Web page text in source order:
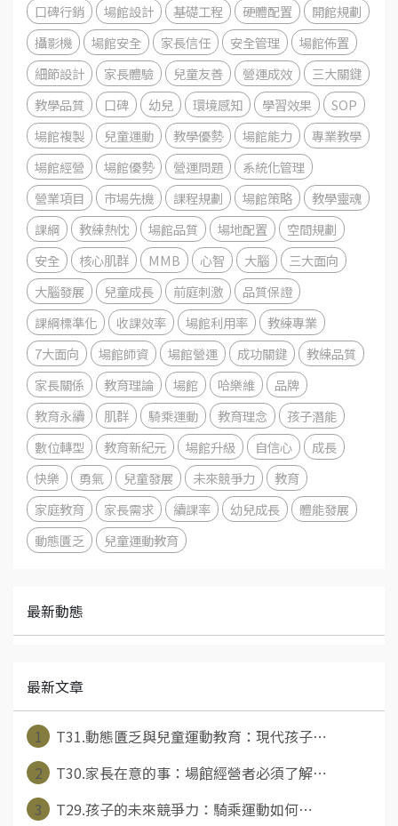
口碑行銷
場館設計 基礎工程 硬體配置
開館規劃
攝影機
場館安全 家長信任 安全管理
場館佈置
細節設計
家長體驗 兒童友善 營運成效
三大關鍵
教學品質
口碑 幼兒 環境感知 學習效果
SOP
場館複製
兒童運動 教學優勢 場館能力
專業教學
場館經營
場館優勢 營運問題
系統化管理
營業項目
市場先機 課程規劃 場館策略
教學靈魂
課綱
教練熱忱 場館品質 場地配置
空間規劃
安全
核心肌群 MMB 心智 大腦
三大面向
大腦發展
兒童成長 前庭刺激
品質保證
課綱標準化
收課效率 場館利用率
教練專業
7大面向
場館師資 場館營運 成功關鍵
教練品質
家長關係
教育理論 場館 哈樂維
品牌
教育永續
肌群 騎乘運動 教育理念
孩子潛能
數位轉型
教育新紀元 場館升級 自信心
成長
快樂
勇氣 兒童發展 未來競爭力
教育
家庭教育
家長需求 續課率 幼兒成長
體能發展
動態匱乏
兒童運動教育
最新動態
最新文章
1
T31.動態匱乏與兒童運動教育：現代孩子⋯
2
T30.家長在意的事：場館經營者必須了解⋯
3
T29.孩子的未來競爭力：騎乘運動如何⋯